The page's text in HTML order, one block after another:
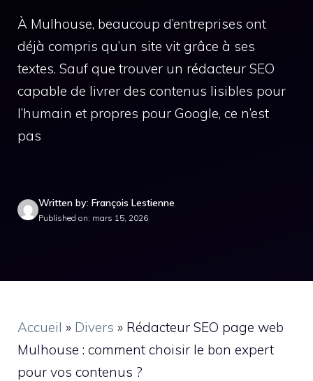
À Mulhouse, beaucoup d’entreprises ont
déjà compris qu’un site vit grâce à ses
textes. Sauf que trouver un rédacteur SEO
capable de livrer des contenus lisibles pour
l’humain et propres pour Google, ce n’est
pas
Written by: François Lestienne
Published on: mars 15, 2026
Accueil » Divers » Rédacteur SEO page web
Mulhouse : comment choisir le bon expert
pour vos contenus ?